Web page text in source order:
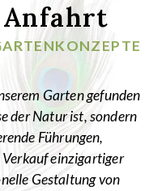
Garten gefunden
der Natur ist, sondern
Führungen,
Verkauf einzigartiger
Gestaltung von